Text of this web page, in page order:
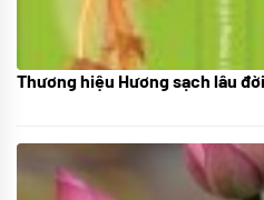
18/10/2025
Thương hiệu Hương sạch lâu